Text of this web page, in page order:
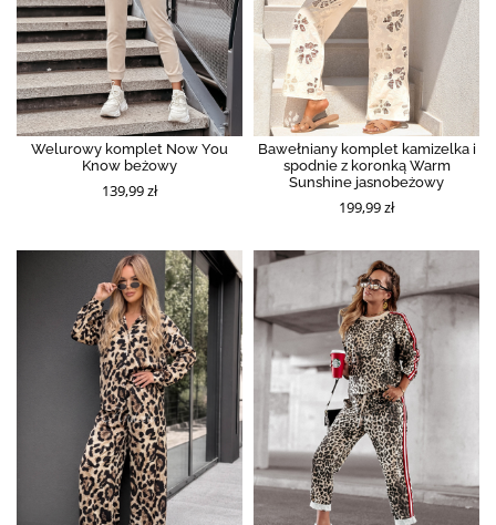
Welurowy komplet Now You
Know beżowy
139,99 zł
Bawełniany komplet kamizelka i
spodnie z koronką Warm
Sunshine jasnobeżowy
199,99 zł